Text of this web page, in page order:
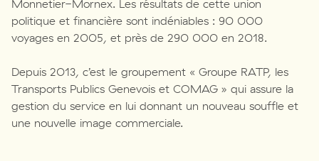
Monnetier-Mornex. Les résultats de cette union
politique et financière sont indéniables : 90 000
voyages en 2005, et près de 290 000 en 2018.
Depuis 2013, c’est le groupement « Groupe RATP, les
Transports Publics Genevois et COMAG » qui assure la
gestion du service en lui donnant un nouveau souffle et
une nouvelle image commerciale.